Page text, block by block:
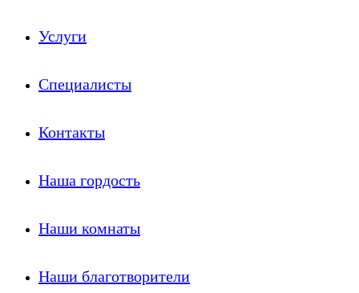
Услуги
Специалисты
Контакты
Наша гордость
Наши комнаты
Наши благотворители